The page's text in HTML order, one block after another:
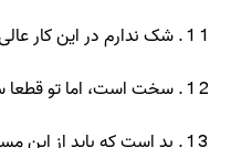
شک ندارم در این کار
سخت است، اما تو